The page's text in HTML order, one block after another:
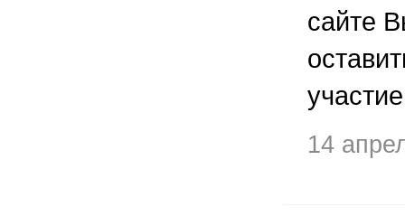
сайте
14